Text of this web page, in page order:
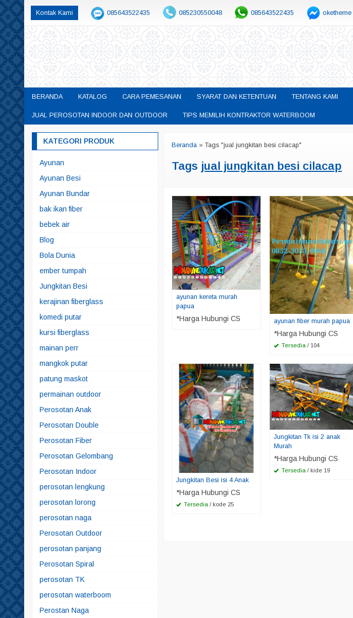
Kontak Kami 085643522435 085230550048 085643522435 oketheme
BERANDA KATALOG CARA PEMESANAN SYARAT DAN KETENTUAN TENTANG KAMI
JUAL PEROSOTAN INDOOR DAN OUTDOOR TIPS MEMILIH KONTRAKTOR WATERBOOM
Beranda »Tags "jual jungkitan besi cilacap"
Tags jual jungkitan besi cilacap
ayunan kereta murah
papua
*Harga Hubungi CS ayunan fiber murah papua
*Harga Hubungi CS
Tersedia / 104
Jungkitan Besi isi 4 Anak
*Harga Hubungi CS
Tersedia / kode 25
Jungkitan Tk isi 2 anak
Murah
*Harga Hubungi CS
Tersedia / kide 19
KATEGORI PRODUK
Ayunan
Ayunan Besi
Ayunan Bundar
bak ikan fiber
bebek air
Blog
Bola Dunia
ember tumpah
Jungkitan Besi
kerajinan fiberglass
komedi putar
kursi fiberglass
mainan perr
mangkok putar
patung maskot
permainan outdoor
Perosotan Anak
Perosotan Double
Perosotan Fiber
Perosotan Gelombang
Perosotan Indoor
perosotan lengkung
perosotan lorong
perosotan naga
Perosotan Outdoor
perosotan panjang
Perosotan Spiral
perosotan TK
perosotan waterboom
Perostan Naga